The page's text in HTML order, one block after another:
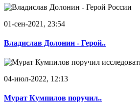
01-сен-2021, 23:54
Владислав Долонин - Герой..
04-июл-2022, 12:13
Мурат Кумпилов поручил..